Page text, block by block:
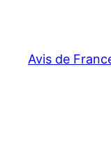
contenu
Avis de